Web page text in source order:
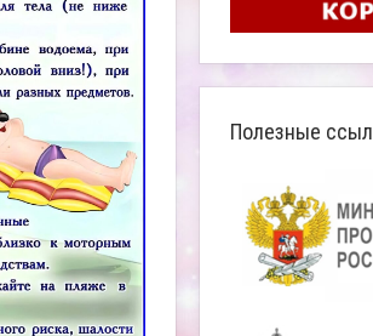
Полезные